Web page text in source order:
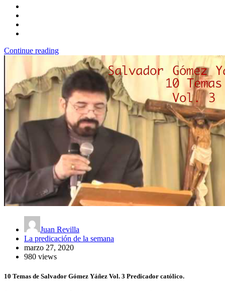
Continue reading
Juan Revilla
La predicación de la semana
marzo 27, 2020
980 views
10 Temas de Salvador Gómez Yáñez Vol. 3 Predicador católico.